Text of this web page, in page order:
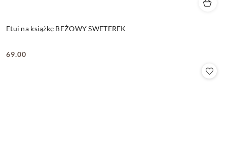
Etui na książkę BEŻOWY SWETEREK
Cena:
69.00